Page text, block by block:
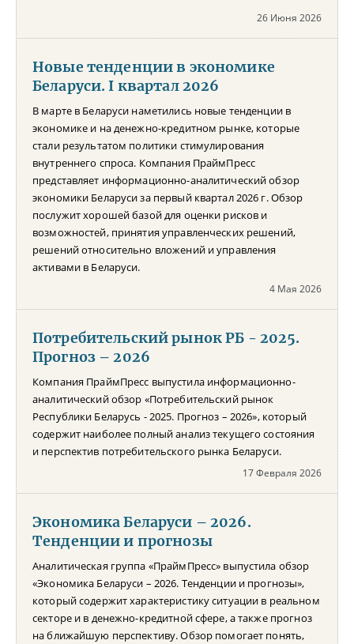
26 Июня 2026
Новые тенденции в экономике
Беларуси. I квартал 2026
В марте в Беларуси наметились новые тенденции в
экономике и на денежно-кредитном рынке, которые
стали результатом политики стимулирования
внутреннего спроса. Компания ПраймПресс
представляет информационно-аналитический обзор
экономики Беларуси за первый квартал 2026 г. Обзор
послужит хорошей базой для оценки рисков и
возможностей, принятия управленческих решений,
решений относительно вложений и управления
активами в Беларуси.
4 Мая 2026
Потребительский рынок РБ - 2025.
Прогноз – 2026
Компания ПраймПресс выпустила информационно-
аналитический обзор «Потребительский рынок
Республики Беларусь - 2025. Прогноз – 2026», который
содержит наиболее полный анализ текущего состояния
и перспектив потребительского рынка Беларуси.
17 Февраля 2026
Экономика Беларуси – 2026.
Тенденции и прогнозы
Аналитическая группа «ПраймПресс» выпустила обзор
«Экономика Беларуси – 2026. Тенденции и прогнозы»,
который содержит характеристику ситуации в реальном
секторе и в денежно-кредитной сфере, а также прогноз
на ближайшую перспективу. Обзор помогает понять,